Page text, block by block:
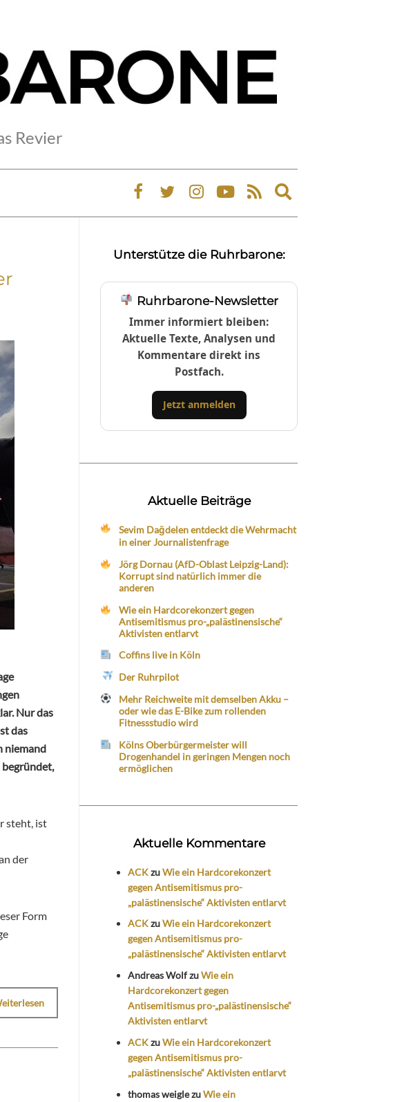
Revier
Expand
search
Nur das
das
niemand
steht, ist
der
Form
Unterstütze die Ruhrbarone:
Ruhrbarone-Newsletter
Immer informiert bleiben:
Aktuelle Texte, Analysen und
Kommentare direkt ins
Postfach.
Jetzt anmelden
Aktuelle Beiträge
Sevim Dağdelen entdeckt die Wehrmacht
in einer Journalistenfrage
Jörg Dornau (AfD-Oblast Leipzig-Land):
Korrupt sind natürlich immer die
anderen
Wie ein Hardcorekonzert gegen
Antisemitismus pro-„palästinensische“
Aktivisten entlarvt
Coffins live in Köln
Der Ruhrpilot
Mehr Reichweite mit demselben Akku –
oder wie das E-Bike zum rollenden
Fitnessstudio wird
Kölns Oberbürgermeister will
Drogenhandel in geringen Mengen noch
ermöglichen
Aktuelle Kommentare
ACKzuWie ein Hardcorekonzert
gegen Antisemitismus pro-
„palästinensische“ Aktivisten entlarvt
ACKzuWie ein Hardcorekonzert
gegen Antisemitismus pro-
„palästinensische“ Aktivisten entlarvt
Andreas WolfzuWie ein
Hardcorekonzert gegen
Antisemitismus pro-„palästinensische“
Aktivisten entlarvt
ACKzuWie ein Hardcorekonzert
gegen Antisemitismus pro-
„palästinensische“ Aktivisten entlarvt
thomas weiglezuWie ein